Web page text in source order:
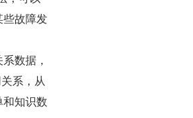
故障发
数据，
系，从
知识数